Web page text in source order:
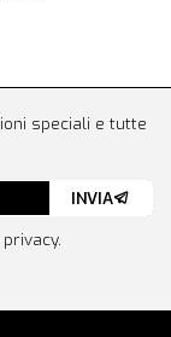
speciali e tutte
INVIA